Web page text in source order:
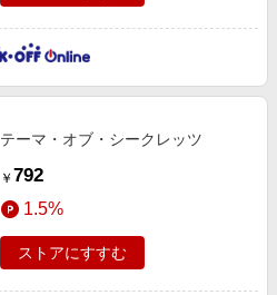
テーマ・オブ・シークレッツ
￥ 792
1.5%
ストアにすすむ